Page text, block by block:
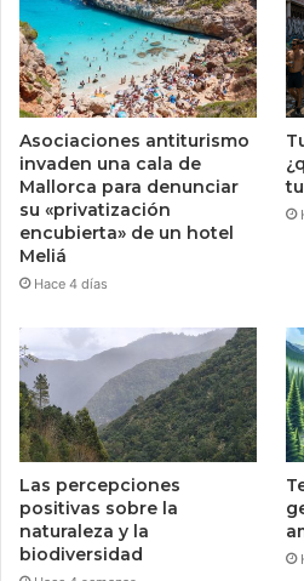
Asociaciones antiturismo
invaden una cala de
Mallorca para denunciar
su «privatización
encubierta» de un hotel
Meliá
Hace 4 días
Las percepciones
positivas sobre la
naturaleza y la
biodiversidad